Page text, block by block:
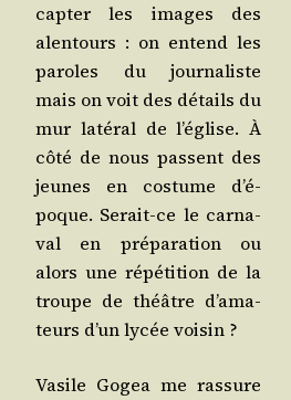
cap­ter les images des
alen­tours : on entend les
paroles du jour­na­liste
mais on voit des détails du
mur laté­ral de l’é­glise. À
côté de nous passent des
jeunes en cos­tume d’é­
poque. Serait-ce le car­na­
val en pré­pa­ra­tion ou
alors une répé­ti­tion de la
troupe de théâtre d’a­ma­
teurs d’un lycée voisin ?
Vasile Gogea me ras­sure